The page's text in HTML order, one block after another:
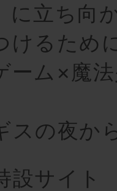
に立ち向
けるため
ーム×魔
スの夜か
サイト